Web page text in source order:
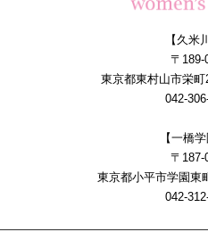
【久米
〒189-
東京都東村山市栄
042-
【一橋学
〒187-
東京都小平市学園東
042-